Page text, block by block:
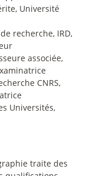
Université
recherche, IRD,
associée,
CNRS,
Universités,
traite des